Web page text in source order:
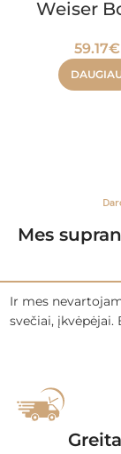
Weiser
59.17€
Mes
Ir mes
svečiai,